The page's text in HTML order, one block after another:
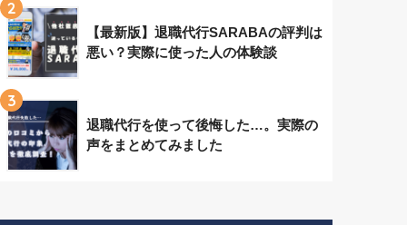
2
【最新版】退職代行SARABAの評判は
悪い？実際に使った人の体験談
3
退職代行を使って後悔した…。実際の
声をまとめてみました